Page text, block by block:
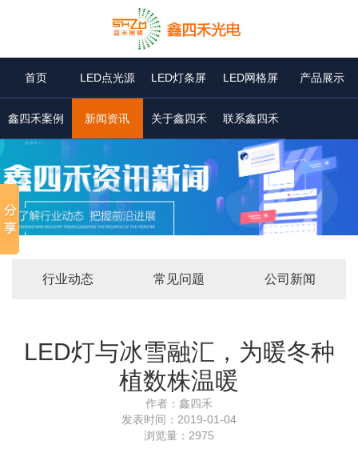
首页 LED点光源 LED灯条屏 LED网格屏 产品展示
鑫四禾案例 新闻资讯 关于鑫四禾 联系鑫四禾
行业动态 常见问题 公司新闻
LED灯与冰雪融汇，为暖冬种
植数株温暖
作者： 鑫四禾
发表时间： 2019-01-04
浏览量： 2975